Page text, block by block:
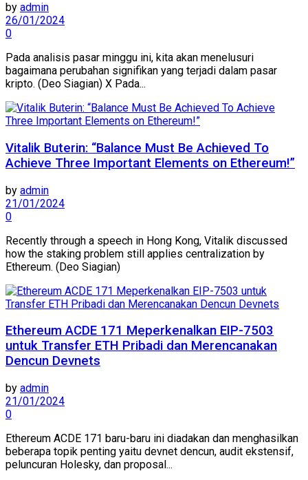
by admin
26/01/2024
0
Pada analisis pasar minggu ini, kita akan menelusuri
bagaimana perubahan signifikan yang terjadi dalam pasar
kripto. (Deo Siagian) X Pada...
Vitalik Buterin: “Balance Must Be Achieved To
Achieve Three Important Elements on Ethereum!”
by admin
21/01/2024
0
Recently through a speech in Hong Kong, Vitalik discussed
how the staking problem still applies centralization by
Ethereum. (Deo Siagian)
Ethereum ACDE 171 Meperkenalkan EIP-7503
untuk Transfer ETH Pribadi dan Merencanakan
Dencun Devnets
by admin
21/01/2024
0
Ethereum ACDE 171 baru-baru ini diadakan dan menghasilkan
beberapa topik penting yaitu devnet dencun, audit ekstensif,
peluncuran Holesky, dan proposal...